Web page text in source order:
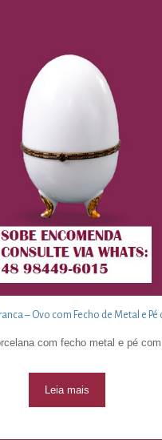
– Ovo com Fecho de Metal e Pé
com fecho metal e pé
Leia mais